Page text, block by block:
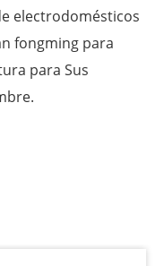
electrodomésticos
fongming para
para Sus